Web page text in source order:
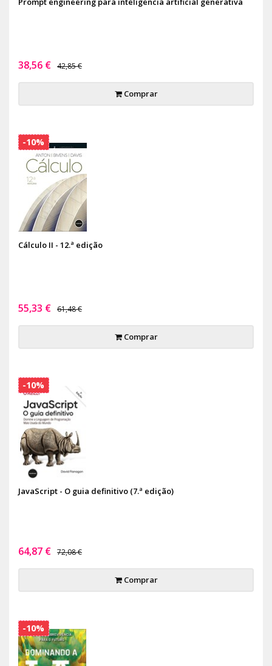
38,56 € 42,85 €
Comprar
Cálculo II - 12.ª edição
55,33 € 61,48 €
Comprar
-10%
JavaScript - O guia definitivo (7.ª edição)
64,87 € 72,08 €
Comprar
-10%
-10%